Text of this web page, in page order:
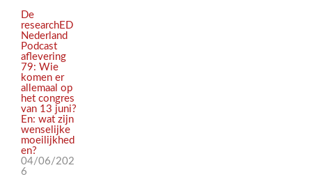
De
researchED
Nederland
Podcast
aflevering
79: Wie
komen er
allemaal op
het congres
van 13 juni?
En: wat zijn
wenselijke
moeilijkhed
en?
04/06/202
6